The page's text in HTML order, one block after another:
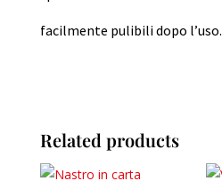
facilmente pulibili dopo l’uso.
Related products